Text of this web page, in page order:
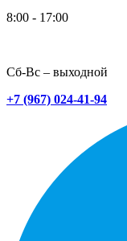
8:00 - 17:00
Сб-Вс – выходной
+7 (967) 024-41-94